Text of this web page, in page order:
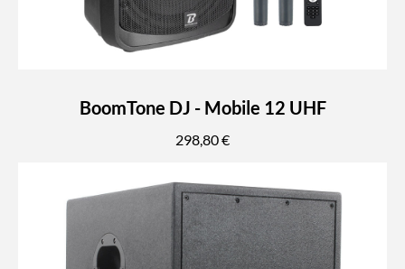
BoomTone DJ - Mobile 12 UHF
298,80 €